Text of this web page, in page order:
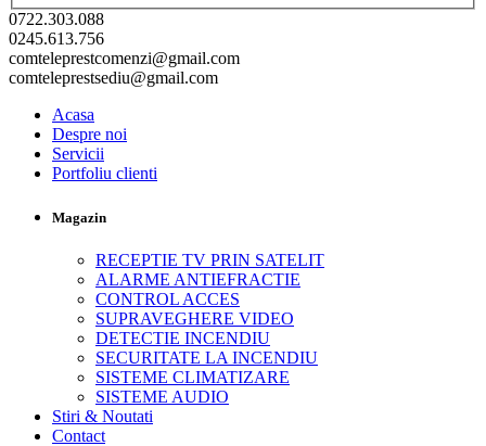
0722.303.088
0245.613.756
comteleprestcomenzi@gmail.com
comteleprestsediu@gmail.com
Acasa
Despre noi
Servicii
Portfoliu clienti
Magazin
RECEPTIE TV PRIN SATELIT
ALARME ANTIEFRACTIE
CONTROL ACCES
SUPRAVEGHERE VIDEO
DETECTIE INCENDIU
SECURITATE LA INCENDIU
SISTEME CLIMATIZARE
SISTEME AUDIO
Stiri & Noutati
Contact